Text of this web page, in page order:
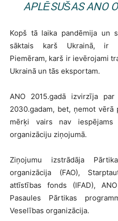
APLĒSUŠAS ANO
Kopš tā laika pandēmija un
sāktais karš Ukrainā, ir
Piemēram, karš ir ievērojami
Ukrainā un tās eksportam.
ANO 2015.gadā izvirzīja
2030.gadam, bet, ņemot vērā
mērķi vairs nav iespējams
organizāciju ziņojumā.
Ziņojumu izstrādāja
organizācija (FAO),
attīstības fonds (IFAD),
Pasaules Pārtikas
Veselības organizācija.